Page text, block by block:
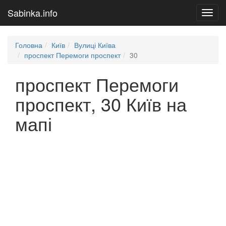
Sabinka.info
Головна Київ
Вулиці Київа
проспект Перемоги проспект
30
проспект Перемоги
проспект, 30 Київ на
мапі